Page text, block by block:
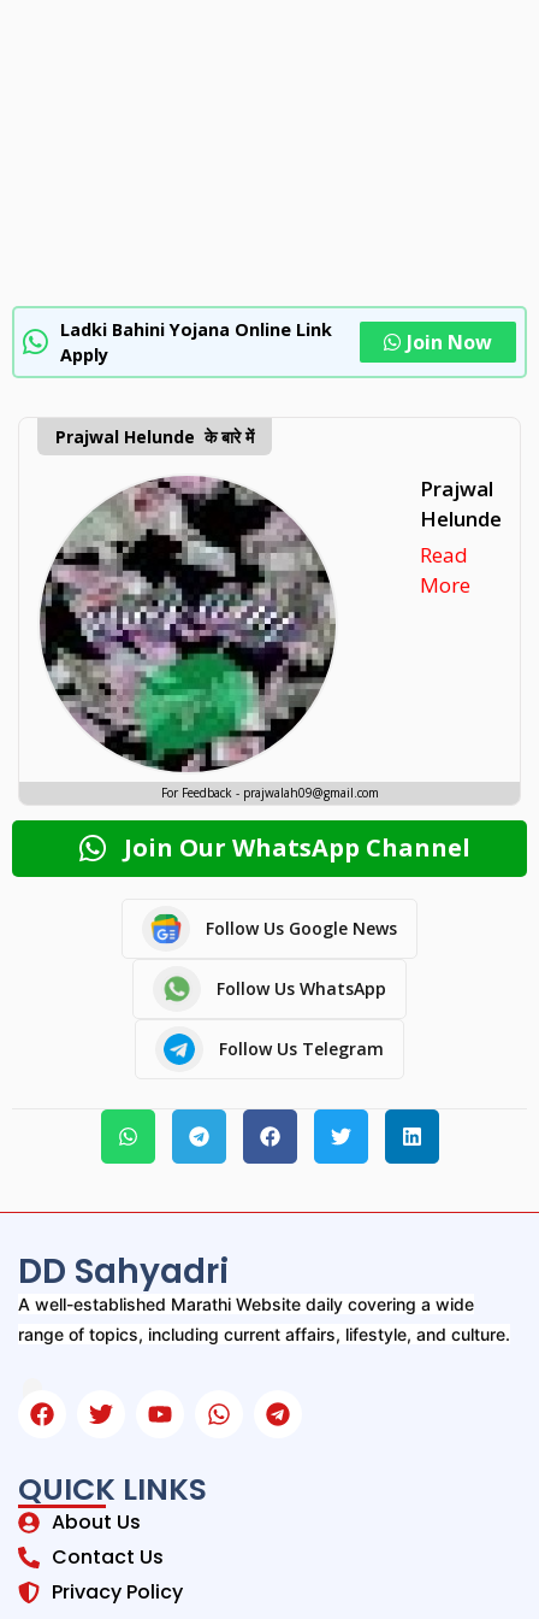
Ladki Bahini Yojana Online Link
Apply
Join Now
Prajwal Helunde के बारे में
Prajwal
Helunde
Read
More
For Feedback - prajwalah09@gmail.com
Join Our WhatsApp Channel
Follow Us Google News
Follow Us WhatsApp
Follow Us Telegram
DD Sahyadri
A well-established Marathi Website daily covering a wide
range of topics, including current affairs, lifestyle, and culture.
QUICK LINKS
About Us
Contact Us
Privacy Policy